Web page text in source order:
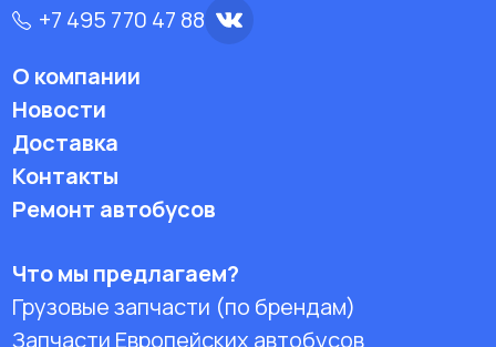
+7 495 770 47 88
О компании
Новости
Доставка
Контакты
Ремонт автобусов
Что мы предлагаем?
Грузовые запчасти (по брендам)
Запчасти Европейских автобусов